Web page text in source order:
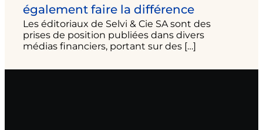
également faire la différence
Les éditoriaux de Selvi & Cie SA sont des
prises de position publiées dans divers
médias financiers, portant sur des […]